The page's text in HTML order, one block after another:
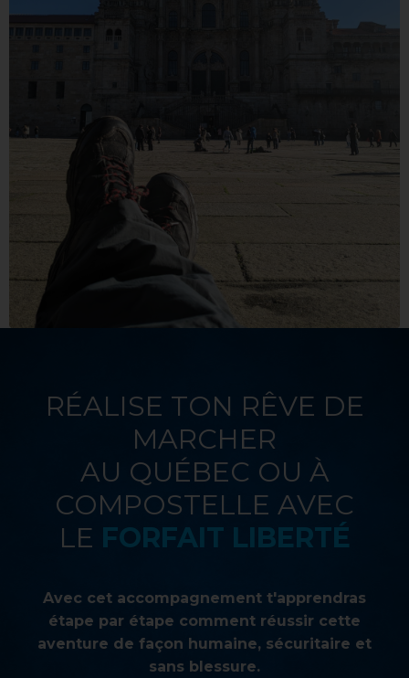
RÉALISE TON RÊVE DE
MARCHER
AU QUÉBEC OU À
COMPOSTELLE AVEC
LE FORFAIT LIBERTÉ
Avec cet accompagnement t'apprendras
étape par étape comment réussir cette
aventure de façon humaine, sécuritaire et
sans blessure.